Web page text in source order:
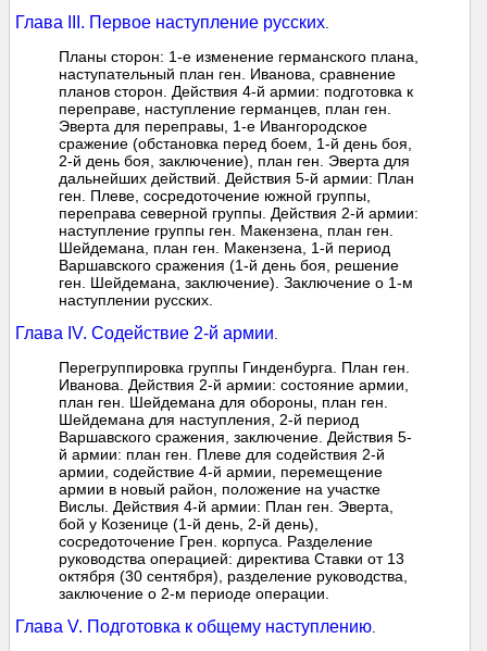
Глава III. Первое наступление русских
Планы сторон: 1-е изменение германского плана,
наступательный план ген. Иванова, сравнение
планов сторон. Действия 4-й армии: подготовка к
переправе, наступление германцев, план ген.
Эверта для переправы, 1-е Ивангородское
сражение (обстановка перед боем, 1-й день боя,
2-й день боя, заключение), план ген. Эверта для
дальнейших действий. Действия 5-й армии: План
ген. Плеве, сосредоточение южной группы,
переправа северной группы. Действия 2-й армии:
наступление группы ген. Макензена, план ген.
Шейдемана, план ген. Макензена, 1-й период
Варшавского сражения (1-й день боя, решение
ген. Шейдемана, заключение). Заключение о 1-м
наступлении русских.
Глава IV. Содействие 2-й армии
Перегруппировка группы Гинденбурга. План ген.
Иванова. Действия 2-й армии: состояние армии,
план ген. Шейдемана для обороны, план ген.
Шейдемана для наступления, 2-й период
Варшавского сражения, заключение. Действия 5-
й армии: план ген. Плеве для содействия 2-й
армии, содействие 4-й армии, перемещение
армии в новый район, положение на участке
Вислы. Действия 4-й армии: План ген. Эверта,
бой у Козенице (1-й день, 2-й день),
сосредоточение Грен. корпуса. Разделение
руководства операцией: директива Ставки от 13
октября (30 сентября), разделение руководства,
заключение о 2-м периоде операции.
Глава V. Подготовка к общему наступлению